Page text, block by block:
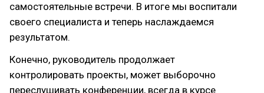
самостоятельные встречи. В итоге мы воспитали
своего специалиста и теперь наслаждаемся
результатом.
Конечно, руководитель продолжает
контролировать проекты, может выборочно
переслушивать конференции, всегда в курсе